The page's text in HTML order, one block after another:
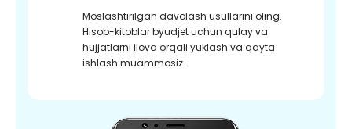
Moslashtirilgan davolash usullarini oling.
Hisob-kitoblar byudjet uchun qulay va
hujjatlarni ilova orqali yuklash va qayta
ishlash muammosiz.